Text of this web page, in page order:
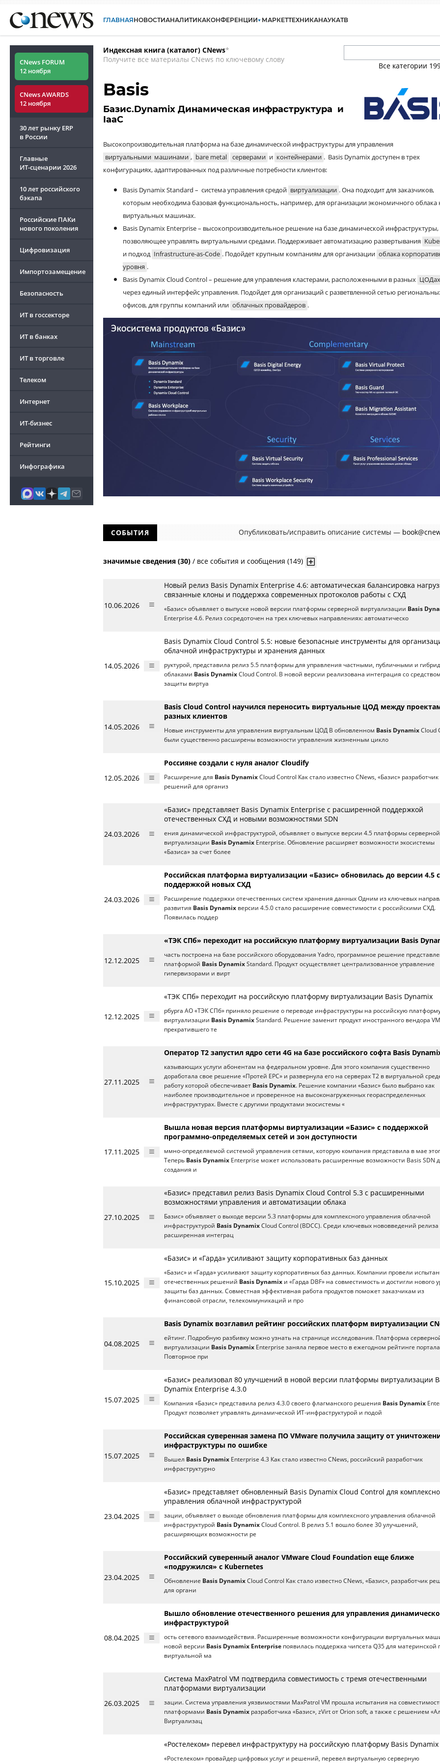
ГЛАВНАЯНОВОСТИАНАЛИТИКАКОНФЕРЕНЦИИ МАРКЕТТЕХНИКАНАУКАТВ
CNews FORUM
12 ноября
CNews AWARDS
12 ноября
30 лет рынку ERP
в России
Главные
ИТ-сценарии 2026
10 лет российского
бэкапа
Российские ПАКи
нового поколения
Цифровизация
Импортозамещение
Безопасность
ИТ в госсекторе
ИТ в банках
ИТ в торговле
Телеком
Интернет
ИТ-бизнес
Рейтинги
Инфографика
Индексная книга (каталог) CNews*
Получите все материалы CNews по ключевому слову
Все категории
Basis
Базис.Dynamix Динамическая инфраструктура и
IaaC
Высокопроизводительная платформа на базе динамической инфраструктуры для управления
виртуальными машинами , bare metal серверами и контейнерами . Basis Dynamix доступен в трех
конфигурациях, адаптированных под различные потребности клиентов:
Basis Dynamix Standard – система управления средой виртуализации . Она подходит для заказчиков,
которым необходима базовая функциональность, например, для организации экономичного облака
виртуальных машинах.
Basis Dynamix Enterprise – высокопроизводительное решение на базе динамической инфраструктуры,
позволяющее управлять виртуальными средами. Поддерживает автоматизацию развертывания
и подход Infrastructure-as-Code . Подойдет крупным компаниям для организации облака
уровня .
Basis Dynamix Cloud Control – решение для управления кластерами, расположенными в разных ЦОДах
через единый интерфейс управления. Подойдет для организаций с разветвленной сетью
офисов, для группы компаний или облачных провайдеров .
СОБЫТИЯ Опубликовать/исправить описание системы —
значимые сведения (30) / все события и сообщения (149)
10.06.2026
Новый релиз Basis Dynamix Enterprise 4.6: автоматическая балансировка
связанные клоны и поддержка современных протоколов работы с СХД
«Базис» объявляет о выпуске новой версии платформы серверной виртуализации Basis
Enterprise 4.6. Релиз сосредоточен на трех ключевых направлениях: автоматическо
14.05.2026
Basis Dynamix Cloud Control 5.5: новые безопасные инструменты для
облачной инфраструктуры и хранения данных
руктурой, представила релиз 5.5 платформы для управления частными, публичными и
облаками Basis Dynamix Cloud Control. В новой версии реализована интеграция со средством
защиты виртуа
14.05.2026
Basis Cloud Control научилcя переносить виртуальные ЦОД между
разных клиентов
Новые инструменты для управления виртуальным ЦОД В обновленном Basis Dynamix Cloud
были существенно расширены возможности управления жизненным цикло
12.05.2026
Россияне создали с нуля аналог Cloudify
Расширение для Basis Dynamix Cloud Control Как стало известно CNews, «Базис» разработчик
решений для организ
24.03.2026
«Базис» представляет Basis Dynamix Enterprise с расширенной поддержкой
отечественных СХД и новыми возможностями SDN
ения динамической инфраструктурой, объявляет о выпуске версии 4.5 платформы серверной
виртуализации Basis Dynamix Enterprise. Обновление расширяет возможности экосистемы
«Базиса» за счет более
24.03.2026
Российская платформа виртуализации «Базис» обновилась до версии 4.5 с
поддержкой новых СХД
Расширение поддержки отечественных систем хранения данных Одним из ключевых
развития Basis Dynamix версии 4.5.0 стало расширение совместимости с российскими СХД.
Появилась поддер
12.12.2025
«ТЭК СПб» переходит на российскую платформу виртуализации Basis
часть построена на базе российского оборудования Yadro, программное решение
платформой Basis Dynamix Standard. Продукт осуществляет централизованное управление
гипервизорами и вирт
12.12.2025
«ТЭК СПб» переходит на российскую платформу виртуализации Basis Dynamix
рбурга АО «ТЭК СПб» приняло решение о переводе инфраструктуры на российскую
виртуализации Basis Dynamix Standard. Решение заменит продукт иностранного вендора
прекратившего те
27.11.2025
Оператор T2 запустил ядро сети 4G на базе российского софта Basis
казывающих услуги абонентам на федеральном уровне. Для этого компания существенно
доработала свое решение «Протей EPC» и развернула его на серверах Т2 в виртуальной
работу которой обеспечивает Basis Dynamix. Решение компании «Базис» было выбрано как
наиболее производительное и проверенное на высоконагруженных геораспределенных
инфраструктурах. Вместе с другими продуктами экосистемы «
17.11.2025
Вышла новая версия платформы виртуализации «Базис» с поддержкой
программно-определяемых сетей и зон доступности
ммно-определяемой системой управления сетями, которую компания представила в мае
Теперь Basis Dynamix Enterprise может использовать расширенные возможности Basis SDN
создания и
27.10.2025
«Базис» представил релиз Basis Dynamix Cloud Control 5.3 с расширенными
возможностями управления и автоматизации облака
Базис» объявляет о выходе версии 5.3 платформы для комплексного управления облачной
инфраструктурой Basis Dynamix Cloud Control (BDCC). Среди ключевых нововведений
расширенная интеграц
15.10.2025
«Базис» и «Гарда» усиливают защиту корпоративных баз данных
«Базис» и «Гарда» усиливают защиту корпоративных баз данных. Компании провели
отечественных решений Basis Dynamix и «Гарда DBF» на совместимость и достигли нового
защиты баз данных. Совместная эффективная работа продуктов поможет заказчикам из
финансовой отрасли, телекоммуникаций и про
04.08.2025
Basis Dynamix возглавил рейтинг российских платформ виртуализации
ейтинг. Подробную разбивку можно узнать на странице исследования. Платформа
виртуализации Basis Dynamix Enterprise заняла первое место в ежегодном рейтинге
Повторное при
15.07.2025
«Базис» реализовал 80 улучшений в новой версии платформы виртуализации
Dynamix Enterprise 4.3.0
Компания «Базис» представила релиз 4.3.0 своего флагманского решения Basis Dynamix
Продукт позволяет управлять динамической ИТ-инфраструктурой и подой
15.07.2025
Российская суверенная замена ПО VMware получила защиту от
инфраструктуры по ошибке
Вышел Basis Dynamix Enterprise 4.3 Как стало известно CNews, российский разработчик
инфраструктурно
23.04.2025
«Базис» представляет обновленный Basis Dynamix Cloud Control для
управления облачной инфраструктурой
зации, объявляет о выходе обновления платформы для комплексного управления облачной
инфраструктурой Basis Dynamix Cloud Control. В релиз 5.1 вошло более 30 улучшений,
расширяющих возможности ре
23.04.2025
Российский суверенный аналог VMware Cloud Foundation еще ближе
«подружился» с Kubernetes
Обновление Basis Dynamix Cloud Control Как стало известно CNews, «Базис», разработчик
для органи
08.04.2025
Вышло обновление отечественного решения для управления
инфраструктурой
ость сетевого взаимодействия. Расширенные возможности конфигурации виртуальных
новой версии Basis Dynamix Enterprise появилась поддержка чипсета Q35 для материнской
виртуальной ма
26.03.2025
Система MaxPatrol VM подтвердила совместимость с тремя отечественными
платформами виртуализации
зации. Система управления уязвимостями MaxPatrol VM прошла испытания на
платформами Basis Dynamix разработчика «Базис», zVirt от Orion soft, а также с решением
Виртуализац
«Ростелеком» перевел инфраструктуру на российскую платформу Basis Dynamix
«Ростелеком» провайдер цифровых услуг и решений, перевел виртуальную серверную